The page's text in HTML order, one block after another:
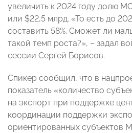
увеличить к 2024 году долю
или $22,5 млрд. «То есть до
составить 58%. Сможет ли
такой темп роста?», – задал
сессии Сергей Борисов.
Спикер сообщил, что в
показатель «количество
на экспорт при поддержке
координации поддержки
ориентированных субъектов